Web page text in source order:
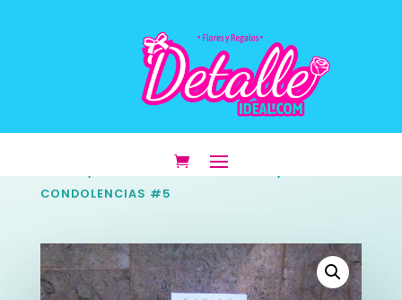
INICIO/NUESTRAS PROMOCIONES/
CONDOLENCIAS #5